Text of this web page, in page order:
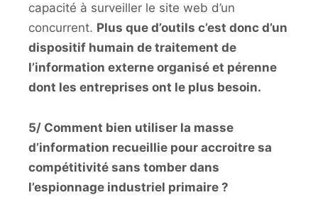
capacité à surveiller le site web d’un
concurrent. Plus que d’outils c’est donc d’un
dispositif humain de traitement de
l’information externe organisé et pérenne
dont les entreprises ont le plus besoin.
5/ Comment bien utiliser la masse
d’information recueillie pour accroitre sa
compétitivité sans tomber dans
l’espionnage industriel primaire ?